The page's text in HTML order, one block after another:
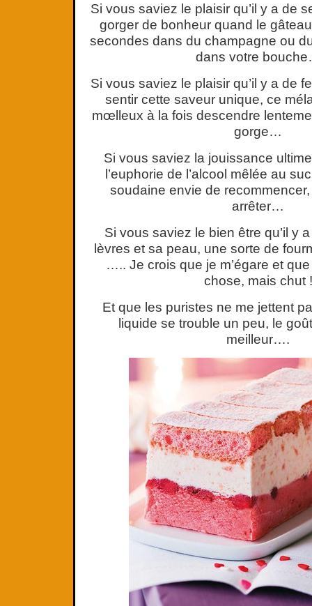
Si vous saviez le plaisir qu’il y a de
gorger de bonheur quand le
secondes dans du champagne ou
dans votre
Si vous saviez le plaisir qu’il y a de
sentir cette saveur unique, ce
mœlleux à la fois descendre
gorge…
Si vous saviez la jouissance
l’euphorie de l’alcool mêlée au
soudaine envie de
arrêter…
Si vous saviez le bien être qu’il y
lèvres et sa peau, une sorte de
….. Je crois que je m’égare et
chose, mais chut !
Et que les puristes ne me jettent
liquide se trouble un peu, le
meilleur….